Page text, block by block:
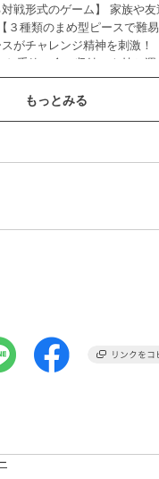
戦形式のゲーム】 家族や
３種類のまめ型ピースで難
がチャレンジ精神を刺激！
お重箱に全て収納でき持ち
プレゼントにも最適なセッ
／[奥行]約19.5cm
サイズです。実際の商品なら
が生じる場合がございます
]作法書x 1冊お取り扱いの